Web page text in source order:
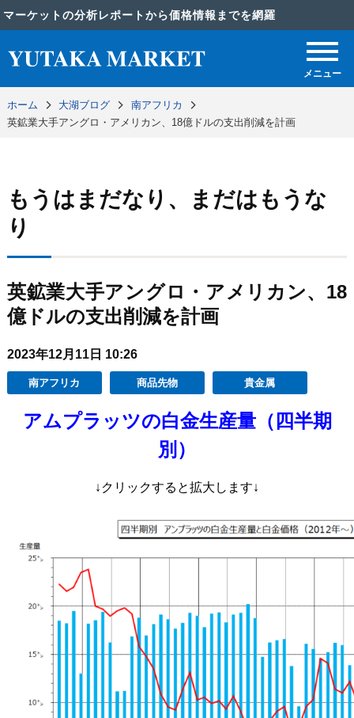
マーケットの分析レポートから価格情報までを網羅
メニュー
ホーム 大湖ブログ
南アフリカ
英鉱業大手アングロ・アメリカン、18億ドルの支出削減を計画
もうはまだなり、まだはもうな
り
英鉱業大手アングロ・アメリカン、18
億ドルの支出削減を計画
2023年12月11日 10:26
南アフリカ 商品先物 貴金属
アムプラッツの白金生産量（四半期
別）
↓クリックすると拡大します↓